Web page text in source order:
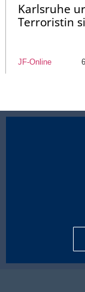
Karlsruhe
Terroristin
JF-Online 6